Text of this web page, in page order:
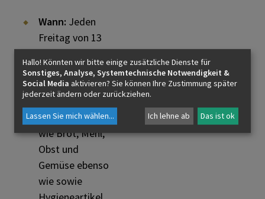
Wann: Jeden
Freitag von 13
bis 15:00 Uhr
Wo:Bei der
Pfarre Herrnau
Was:
Lebensmitteln
wie Brot, Mehl,
Obst und
Gemüse ebenso
wie sowie
Hallo! Könnten wir bitte einige zusätzliche Dienste für
Sonstiges, Analyse, Systemtechnische Notwendigkeit &
Social Media aktivieren? Sie können Ihre Zustimmung später
jederzeit ändern oder zurückziehen.
Lassen Sie mich wählen... Ich lehne ab Das ist ok